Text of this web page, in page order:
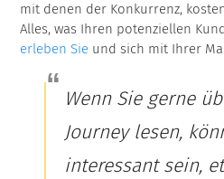
mit denen der Konkurrenz,
Alles, was Ihren potenziellen
erleben Sie und sich mit Ihrer
Wenn Sie gerne
Journey lesen,
interessant sein,